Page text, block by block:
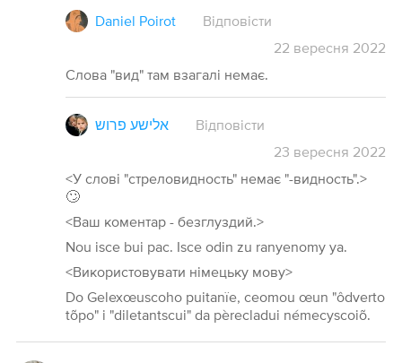
Daniel Poirot
Відповісти
22 вересня 2022
Слова "вид" там взагалі немає.
אלישע פרוש
Відповісти
23 вересня 2022
<У слові "стреловидность" немає "-видность".>
🙄
<Ваш коментар - безглуздий.>
Nou isce bui pac. Isce odin zu ranyenomy ya.
<Використовувати німецьку мову>
Do Gelexœuscoho puitanïe, ceomou œun "ôdverto
tõpo" i "diletantscui" da pèrecladui némecyscoiõ.